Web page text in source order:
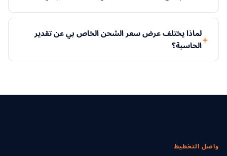
لماذا يختلف عرض سعر الشحن الخاص بي عن تقدير
الحاسبة؟
واصل التخطيط